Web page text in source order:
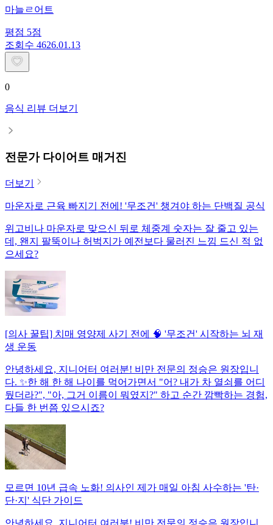
마늘ㄹ어트
평점 5점
조회수 4626.01.13
0
음식 리뷰 더보기
전문가 다이어트 매거진
더보기
마운자로 근육 빠지기 전에! '무조건' 챙겨야 하는 단백질 공식
위고비나 마운자로 맞으신 뒤로 체중계 숫자는 잘 줄고 있는
데, 왠지 팔뚝이나 허벅지가 예전보다 물러진 느낌 드신 적 없
으세요?
[의사 꿀팁] 치매 영양제 사기 전에 🧠 '무조건' 시작하는 뇌 재
생 운동
안녕하세요, 지니어터 여러분! 비만 전문의 정승은 원장입니
다. ✨한 해 한 해 나이를 먹어가면서 "어? 내가 차 열쇠를 어디
뒀더라?", "아, 그거 이름이 뭐였지?" 하고 순간 깜빡하는 경험,
다들 한 번쯤 있으시죠?
모르면 10년 급속 노화! 의사인 제가 매일 아침 사수하는 '탄·
단·지' 식단 가이드
안녕하세요, 지니어터 여러분! 비만 전문의 정승은 원장입니